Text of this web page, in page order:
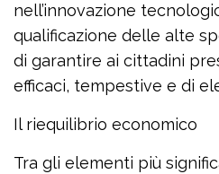
nell’innovazione
qualificazione delle alte
di garantire ai cittadini
efficaci, tempestive e di
Il riequilibrio economico
Tra gli elementi più